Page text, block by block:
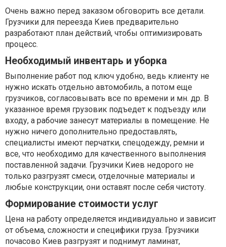
Очень важно перед заказом обговорить все детали.
Грузчики для переезда Киев предварительно
разработают план действий, чтобы оптимизировать
процесс.
Необходимый инвентарь и уборка
Выполнение работ под ключ удобно, ведь клиенту не
нужно искать отдельно автомобиль, а потом еще
грузчиков, согласовывать все по времени и мн. др. В
указанное время грузовик подъедет к подъезду или
входу, а рабочие занесут материалы в помещение. Не
нужно ничего дополнительно предоставлять,
специалисты имеют перчатки, спецодежду, ремни и
все, что необходимо для качественного выполнения
поставленной задачи. Грузчики Киев недорого не
только разгрузят смеси, отделочные материалы и
любые конструкции, они оставят после себя чистоту.
Формирование стоимости услуг
Цена на работу определяется индивидуально и зависит
от объема, сложности и специфики груза. Грузчики
почасово Киев разгрузят и поднимут ламинат,